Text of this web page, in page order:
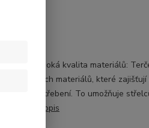
kamzík Vysoká kvalita materiálů:
z kvalitních materiálů, které
proti opotřebení. To umožňuje
celý popis